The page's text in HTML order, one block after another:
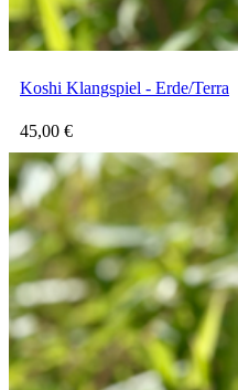
Koshi Klangspiel - Erde/Terra
45,00 €